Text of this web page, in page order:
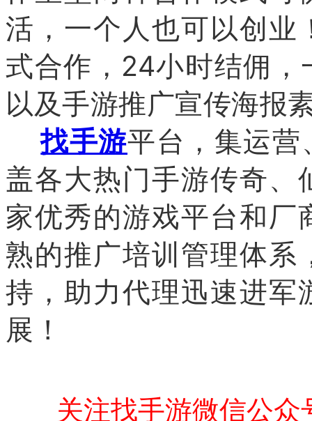
活，一个人也可以创业
式合作，24小时结佣
以及手游推广宣传海报
找手游平台，集运营
盖各大热门手游传奇、
家优秀的游戏平台和厂
熟的推广培训管理体系
持，助力代理迅速进军
展！
关注找手游微信公